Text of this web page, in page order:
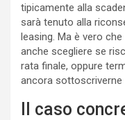
tipicamente alla
sarà tenuto alla
leasing. Ma è vero
anche scegliere se
rata finale, oppure
ancora sottoscriverne
Il caso